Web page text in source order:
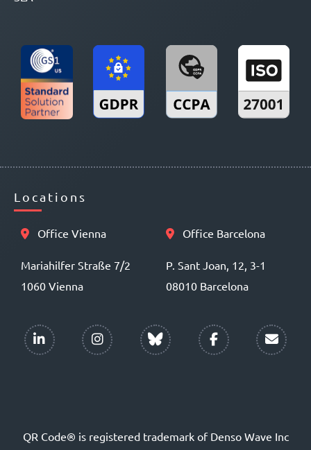
Locations
Office Vienna
Mariahilfer Straße 7/2
1060 Vienna
Office Barcelona
P. Sant Joan, 12, 3-1
08010 Barcelona
QR Code® is registered trademark of Denso Wave Inc